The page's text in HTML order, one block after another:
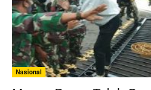
Nasional